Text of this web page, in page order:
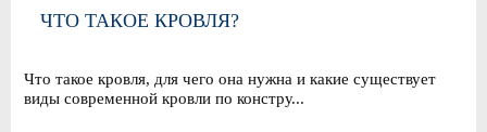
ЧТО ТАКОЕ КРОВЛЯ?
Что такое кровля, для чего она нужна и какие существует
виды современной кровли по констру...